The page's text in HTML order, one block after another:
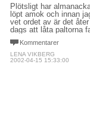
Plötsligt har
löpt amok och innan
vet ordet av är det åter
dags att låta paltorna
Kommentarer
LENA VIKBERG
2002-04-15 15:33:00